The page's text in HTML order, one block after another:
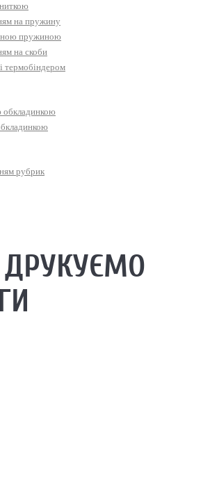
на пружину
пружиною
на скоби
термобіндером
обкладинкою
рубрик